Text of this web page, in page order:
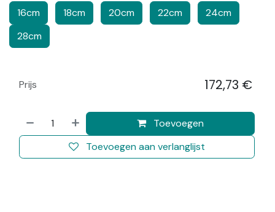
16cm 18cm 20cm 22cm 24cm
28cm
Toevoegen
Toevoegen aan verlanglijst
Prijs 172,73 €